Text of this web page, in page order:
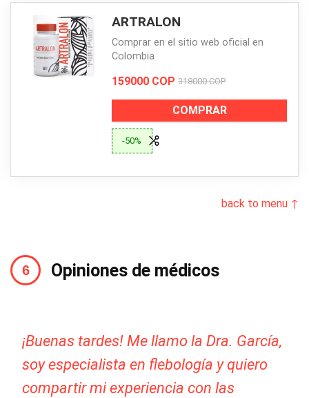
ARTRALON
Comprar en el sitio web oficial en
Colombia
159000 COP 318000 COP
COMPRAR
-50%
back to menu ↑
Opiniones de médicos
¡Buenas tardes! Me llamo la Dra. García,
soy especialista en flebología y quiero
compartir mi experiencia con las